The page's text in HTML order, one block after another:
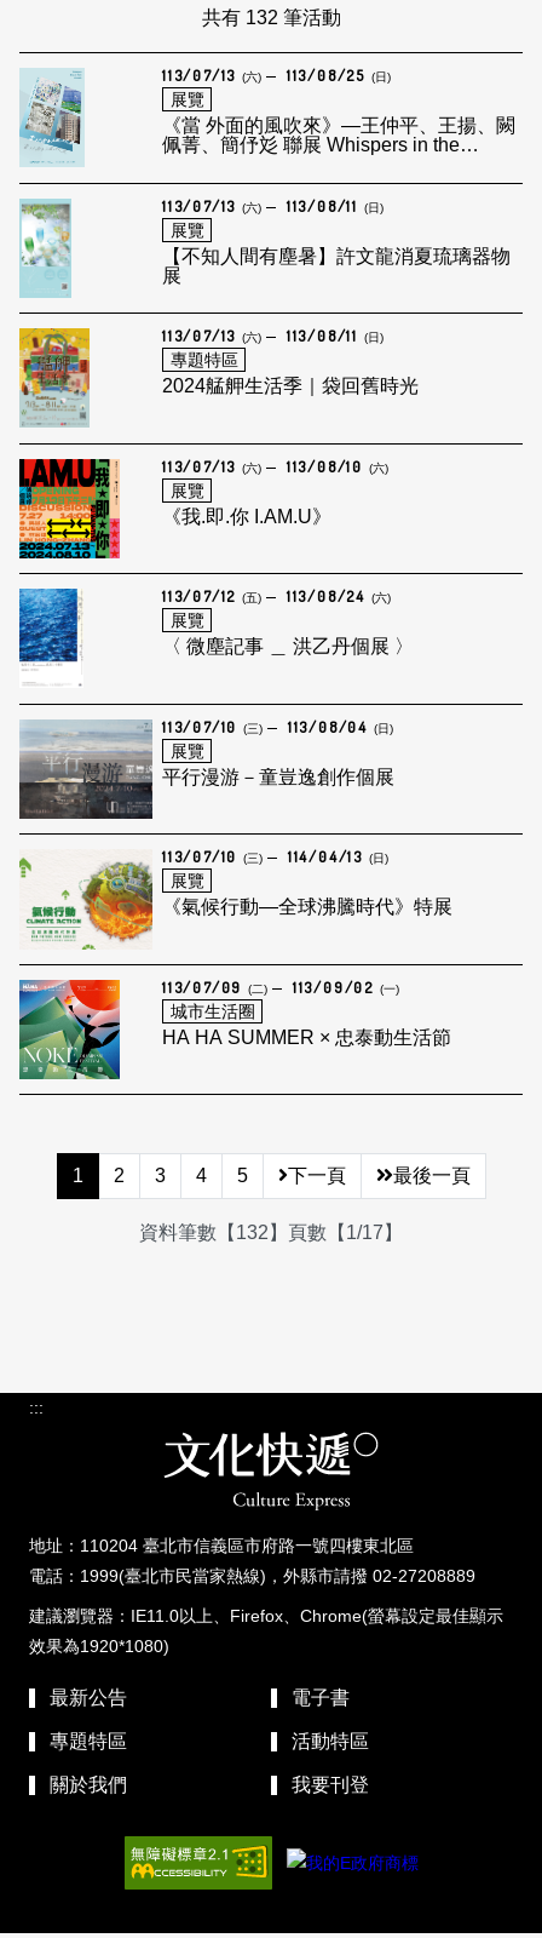
共有 132 筆活動
113/07/13 (六) 113/08/25 (日)
展覽
《當 外面的風吹來》—王仲平、王揚、闕
佩菁、簡伃彣 聯展 Whispers in the
113/07/13 (六) 113/08/11 (日)
展覽
【不知人間有塵暑】許文龍消夏琉璃器物
展
113/07/13 (六) 113/08/11 (日)
專題特區
2024艋舺生活季｜袋回舊時光
113/07/13 (六) 113/08/10 (六)
展覽
《我.即.你 I.AM.U》
113/07/12 (五) 113/08/24 (六)
展覽
〈 微塵記事 ＿ 洪乙丹個展 〉
113/07/10 (三) 113/08/04 (日)
展覽
平行漫游－童豈逸創作個展
113/07/10 (三) 114/04/13 (日)
展覽
《氣候行動—全球沸騰時代》特展
113/07/09 (二) 113/09/02 (一)
城市生活圈
HA HA SUMMER × 忠泰動生活節
1 2 3 4 5 下一頁 最後一頁
資料筆數【132】頁數【1/17】
:::
地址：110204 臺北市信義區市府路一號四樓東北區
電話：1999(臺北市民當家熱線)，外縣市請撥 02-27208889
建議瀏覽器：IE11.0以上、Firefox、Chrome(螢幕設定最佳顯示
效果為1920*1080)
最新公告 電子書
專題特區 活動特區
關於我們 我要刊登